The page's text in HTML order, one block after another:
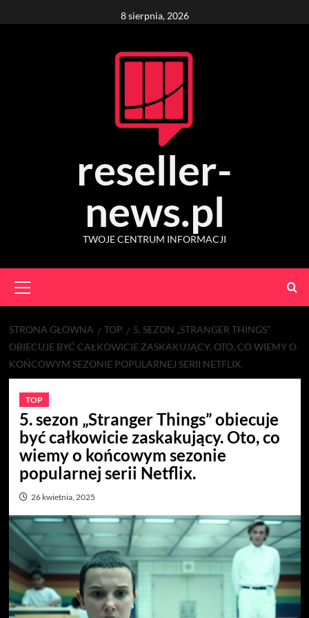
to
8 sierpnia, 2026
reseller-
news.pl
TWOJE CENTRUM INFORMACJI
Menu
STRONA GŁÓWNA TOP
5. SEZON „STRANGER THINGS”
OBIECUJE BYĆ CAŁKOWICIE ZASKAKUJĄCY. OTO, CO WIEMY O
KOŃCOWYM SEZONIE POPULARNEJ SERII NETFLIX.
TOP
5. sezon „Stranger Things” obiecuje
być całkowicie zaskakujący. Oto, co
wiemy o końcowym sezonie
popularnej serii Netflix.
26 kwietnia, 2025